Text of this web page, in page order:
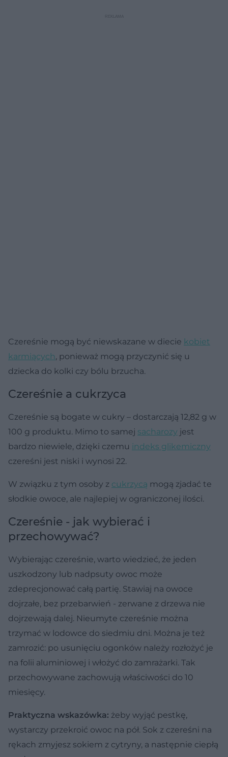
Czereśnie mogą być niewskazane w diecie kobiet
karmiących, ponieważ mogą przyczynić się u
dziecka do kolki czy bólu brzucha.
Czereśnie a cukrzyca
Czereśnie są bogate w cukry – dostarczają 12,82 g w
100 g produktu. Mimo to samej sacharozy jest
bardzo niewiele, dzięki czemu indeks glikemiczny
czereśni jest niski i wynosi 22.
W związku z tym osoby z cukrzycą mogą zjadać te
słodkie owoce, ale najlepiej w ograniczonej ilości.
Czereśnie - jak wybierać i
przechowywać?
Wybierając czereśnie, warto wiedzieć, że jeden
uszkodzony lub nadpsuty owoc może
zdeprecjonować całą partię. Stawiaj na owoce
dojrzałe, bez przebarwień - zerwane z drzewa nie
dojrzewają dalej. Nieumyte czereśnie można
trzymać w lodowce do siedmiu dni. Można je też
zamrozić: po usunięciu ogonków należy rozłożyć je
na folii aluminiowej i włożyć do zamrażarki. Tak
przechowywane zachowują właściwości do 10
miesięcy.
Praktyczna wskazówka: żeby wyjąć pestkę,
wystarczy przekroić owoc na pół. Sok z czereśni na
rękach zmyjesz sokiem z cytryny, a następnie ciepłą